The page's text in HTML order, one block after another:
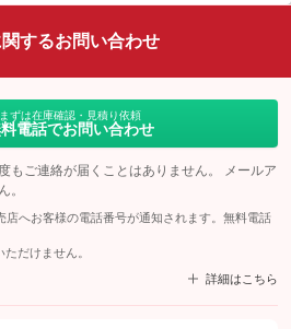
するお問い合わせ
まずは在庫確認・見積り依頼
電話でお問い合わせ
もご連絡が届くことはありません。 メールア
。
へお客様の電話番号が通知されます。無料電話
だけません。
詳細はこちら